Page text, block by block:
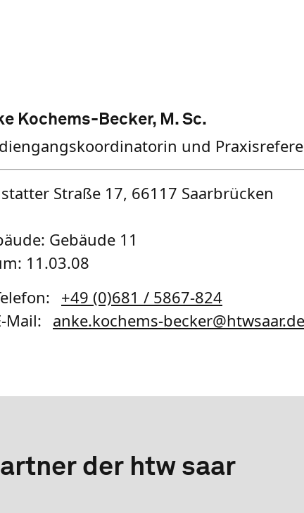
Kochems-Becker, M. Sc.
und
Straße 17, 66117 Saarbrücken
Gebäude 11
11.03.08
+49 (0)681 / 5867-824
Mail: anke.kochems-becker@htwsaar.de
der htw saar